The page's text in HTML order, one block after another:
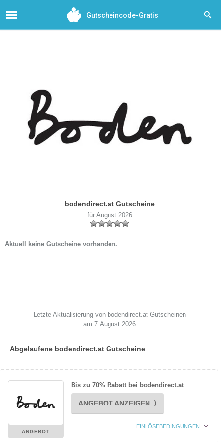
Gutscheincode-Gratis
bodendirect.at Gutscheine
für August 2026
Aktuell keine Gutscheine vorhanden.
Letzte Aktualisierung von bodendirect.at Gutscheinen
am 7.August 2026
Abgelaufene bodendirect.at Gutscheine
ANGEBOT
Bis zu 70% Rabatt bei bodendirect.at
ANGEBOT ANZEIGEN ⟩
EINLÖSEBEDINGUNGEN